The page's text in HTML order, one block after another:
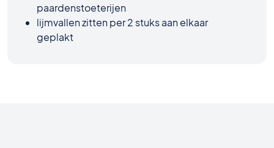
paardenstoeterijen
lijmvallen zitten per 2 stuks aan elkaar
geplakt